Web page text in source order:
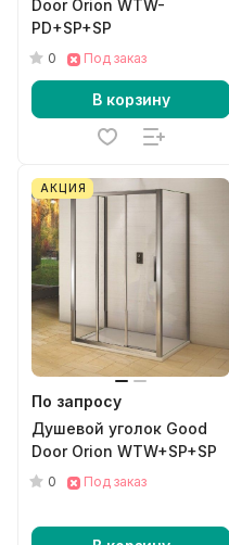
Door Orion WTW-
PD+SP+SP
0 Под заказ
В корзину
АКЦИЯ
По запросу
Душевой уголок Good
Door Orion WTW+SP+SP
0 Под заказ